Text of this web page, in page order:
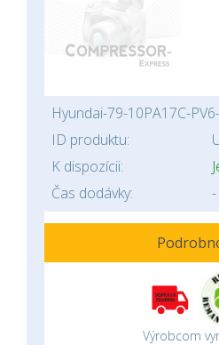
Hyundai-79-10PA17C-
ID produktu:
K dispozícii:
Čas dodávky:
-
Výrobcom